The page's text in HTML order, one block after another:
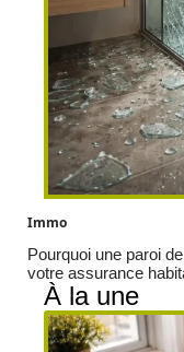
Immo
Pourquoi une paroi
votre assurance
À la une